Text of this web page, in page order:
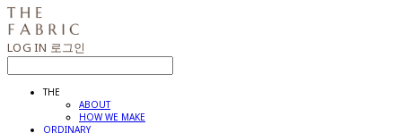
LOG IN 로그인
THE
ABOUT
HOW WE MAKE
ORDINARY